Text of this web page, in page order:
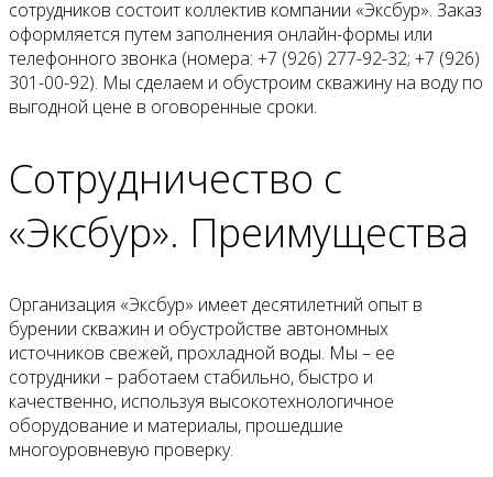
сотрудников состоит коллектив компании «Эксбур». Заказ
оформляется путем заполнения онлайн-формы или
телефонного звонка (номера: +7 (926) 277-92-32; +7 (926)
301-00-92). Мы сделаем и обустроим скважину на воду по
выгодной цене в оговоренные сроки.
Сотрудничество с
«Эксбур». Преимущества
Организация «Эксбур» имеет десятилетний опыт в
бурении скважин и обустройстве автономных
источников свежей, прохладной воды. Мы – ее
сотрудники – работаем стабильно, быстро и
качественно, используя высокотехнологичное
оборудование и материалы, прошедшие
многоуровневую проверку.